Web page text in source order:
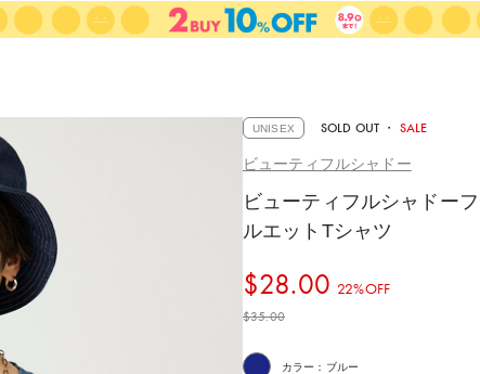
UNISEX SOLD OUT ・ SALE
ビューティフルシャドー
ビューティフルシャドー
ルエットTシャツ
$‌28.00 22%OFF
$‌35.00
カラー：ブルー